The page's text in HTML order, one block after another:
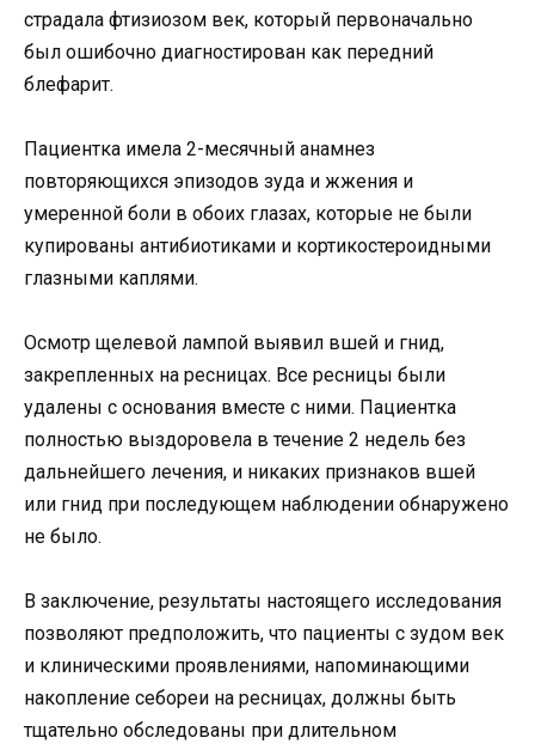
страдала фтизиозом век, который первоначально
был ошибочно диагностирован как передний
блефарит.
Пациентка имела 2-месячный анамнез
повторяющихся эпизодов зуда и жжения и
умеренной боли в обоих глазах, которые не были
купированы антибиотиками и кортикостероидными
глазными каплями.
Осмотр щелевой лампой выявил вшей и гнид,
закрепленных на ресницах. Все ресницы были
удалены с основания вместе с ними. Пациентка
полностью выздоровела в течение 2 недель без
дальнейшего лечения, и никаких признаков вшей
или гнид при последующем наблюдении обнаружено
не было.
В заключение, результаты настоящего исследования
позволяют предположить, что пациенты с зудом век
и клиническими проявлениями, напоминающими
накопление себореи на ресницах, должны быть
тщательно обследованы при длительном